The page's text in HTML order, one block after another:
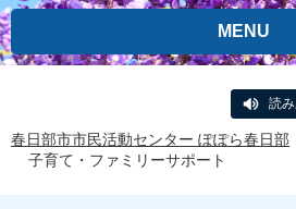
MENU
読
春日部市市民活動センター ぽぽら春日部
子育て・ファミリーサポート